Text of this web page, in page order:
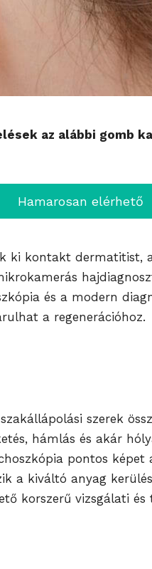
az alábbi gomb
Hamarosan elérhető
ki kontakt
és a modern
a regenerációhoz.
szerek
hámlás és akár
pontos
a kiváltó anyag
korszerű vizsgálati